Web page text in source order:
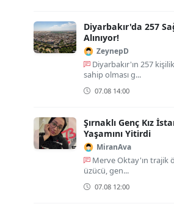
Diyarbakır'da 257
Alınıyor!
ZeynepD
Diyarbakır'ın 257
sahip olması g...
07.08 14:00
Şırnaklı Genç Kız
Yaşamını Yitirdi
MiranAva
Merve Oktay'ın trajik
üzücü, gen...
07.08 12:00